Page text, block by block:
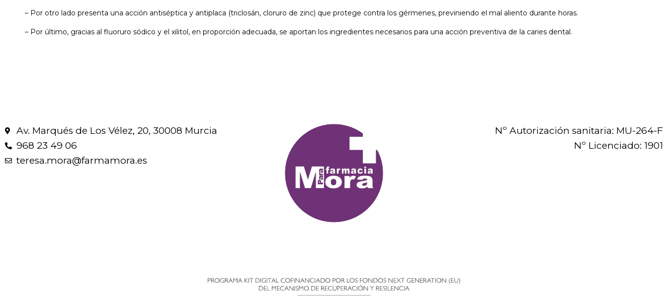
– Por otro lado presenta una acción antiséptica y antiplaca (triclosán, cloruro de zinc) que protege contra los gérmenes, previniendo el mal aliento durante horas.
– Por último, gracias al fluoruro sódico y el xilitol, en proporción adecuada, se aportan los ingredientes necesarios para una acción preventiva de la caries dental.
Av. Marqués de Los Vélez, 20, 30008 Murcia
968 23 49 06
teresa.mora@farmamora.es
Nº Autorización sanitaria: MU-264-F
Nº Licenciado: 1901